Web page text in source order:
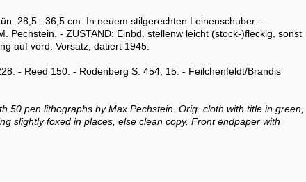
28,5 : 36,5 cm. In neuem stilgerechten Leinenschuber. -
Pechstein. - ZUSTAND: Einbd. stellenw leicht (stock-)fleckig, sonst
auf vord. Vorsatz, datiert 1945.
- Reed 150. - Rodenberg S. 454, 15. - Feilchenfeldt/Brandis
50 pen lithographs by Max Pechstein. Orig. cloth with title in green,
slightly foxed in places, else clean copy. Front endpaper with